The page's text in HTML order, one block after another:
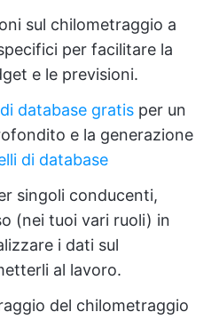
sul chilometraggio a
per facilitare la
e le previsioni.
database gratis per un
e la generazione
di database
singoli conducenti,
(nei tuoi vari ruoli) in
i dati sul
al lavoro.
del chilometraggio